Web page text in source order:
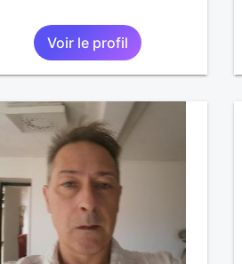
Voir le profil